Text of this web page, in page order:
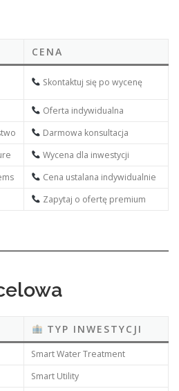
CENA
Skontaktuj się po wycenę
Oferta indywidualna
Darmowa konsultacja
Wycena dla inwestycji
Cena ustalana indywidualnie
Zapytaj o ofertę premium
TYP INWESTYCJI
Smart Water Treatment
Smart Utility